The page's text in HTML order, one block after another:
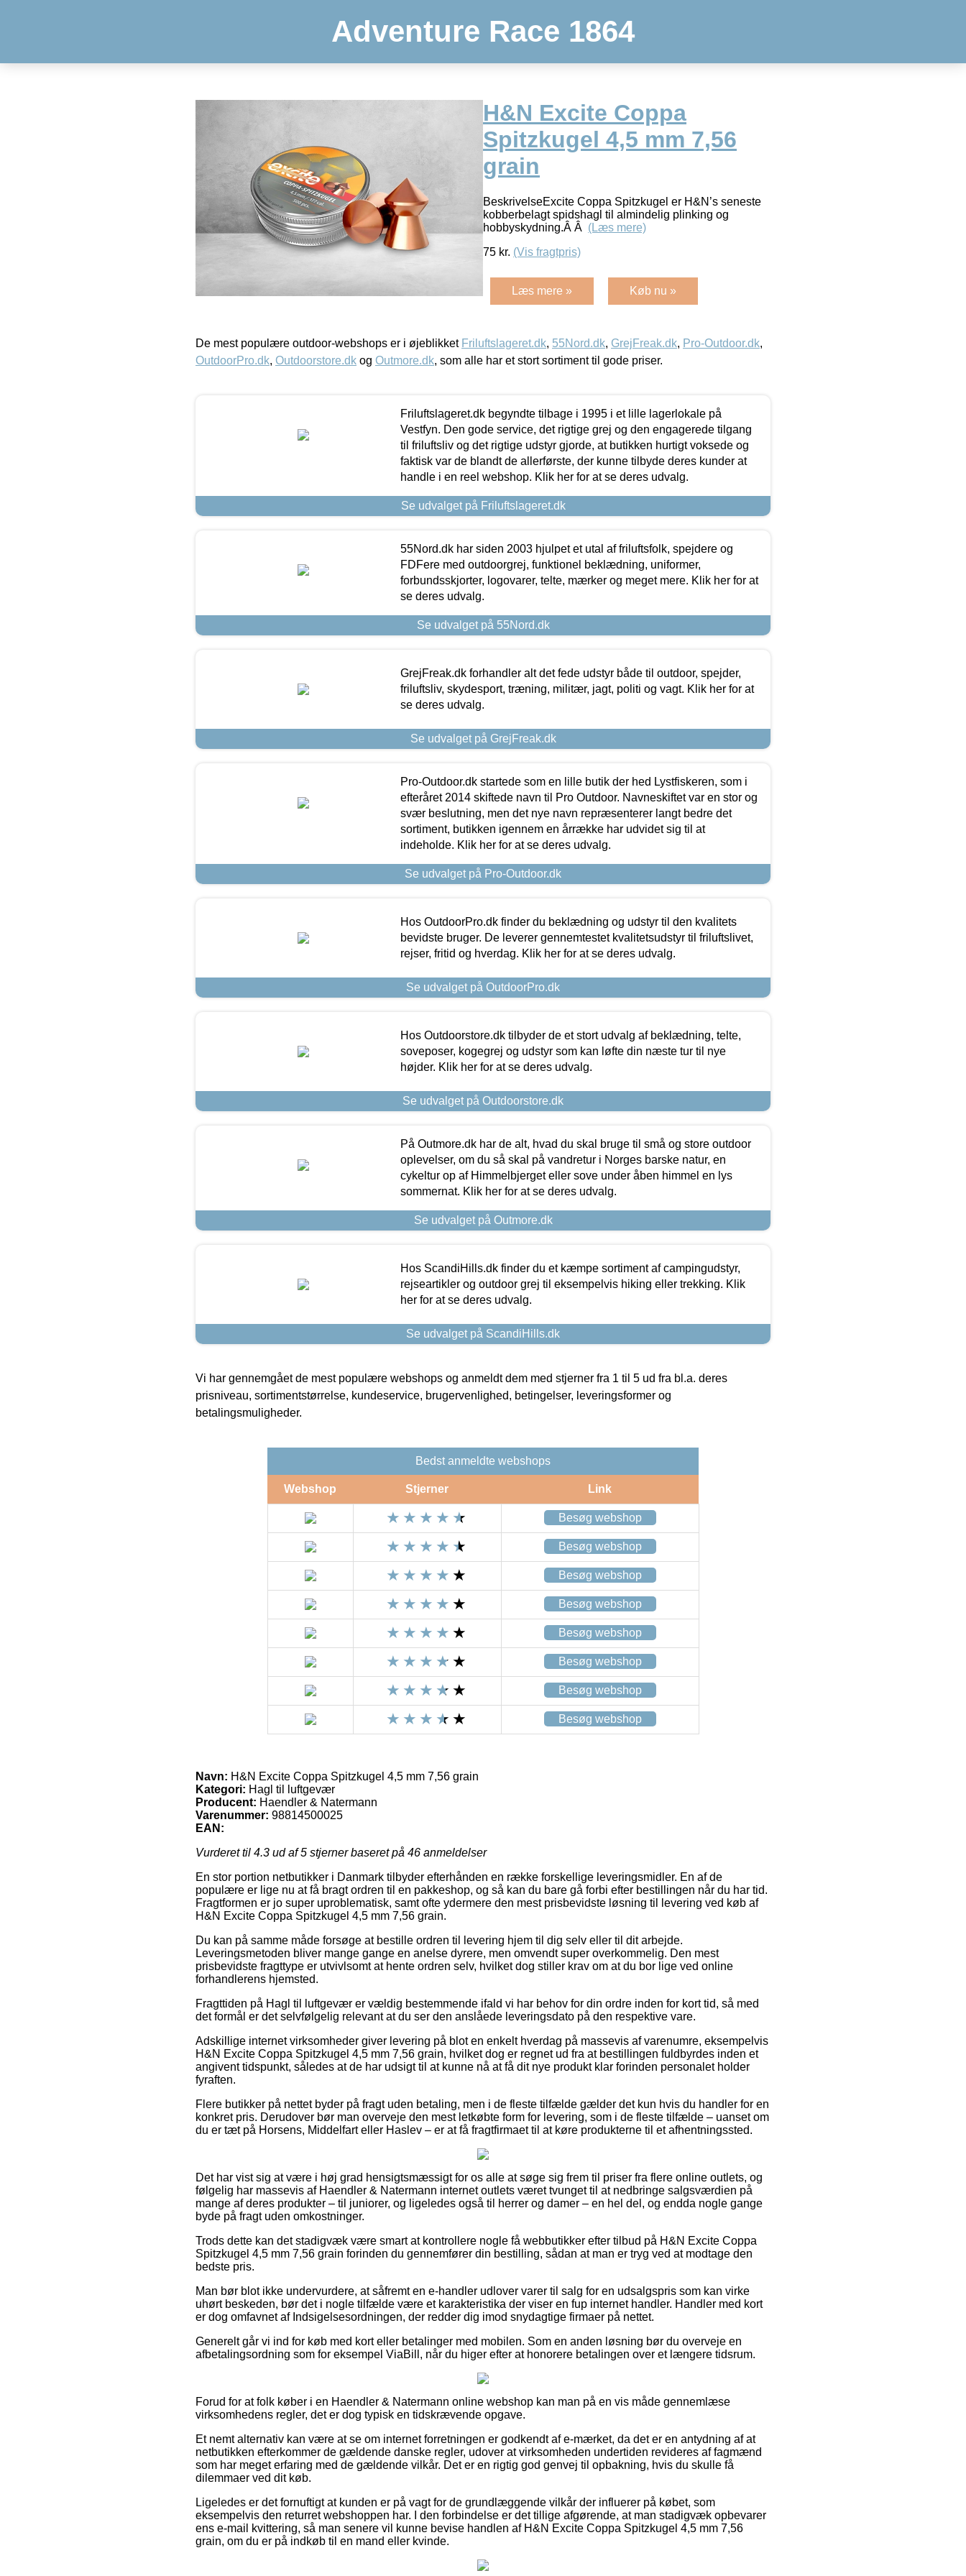
Adventure Race 1864
H&N Excite Coppa
Spitzkugel 4,5 mm 7,56
grain
BeskrivelseExcite Coppa Spitzkugel er H&N’s seneste
kobberbelagt spidshagl til almindelig plinking og
hobbyskydning.Â Â (Læs mere)
75 kr. (Vis fragtpris)
Læs mere » Køb nu »
De mest populære outdoor-webshops er i øjeblikket Friluftslageret.dk, 55Nord.dk, GrejFreak.dk, Pro-Outdoor.dk,
OutdoorPro.dk, Outdoorstore.dk og Outmore.dk, som alle har et stort sortiment til gode priser.
Friluftslageret.dk begyndte tilbage i 1995 i et lille lagerlokale på
Vestfyn. Den gode service, det rigtige grej og den engagerede tilgang
til friluftsliv og det rigtige udstyr gjorde, at butikken hurtigt voksede og
faktisk var de blandt de allerførste, der kunne tilbyde deres kunder at
handle i en reel webshop. Klik her for at se deres udvalg.
Se udvalget på Friluftslageret.dk
55Nord.dk har siden 2003 hjulpet et utal af friluftsfolk, spejdere og
FDFere med outdoorgrej, funktionel beklædning, uniformer,
forbundsskjorter, logovarer, telte, mærker og meget mere. Klik her for at
se deres udvalg.
Se udvalget på 55Nord.dk
GrejFreak.dk forhandler alt det fede udstyr både til outdoor, spejder,
friluftsliv, skydesport, træning, militær, jagt, politi og vagt. Klik her for at
se deres udvalg.
Se udvalget på GrejFreak.dk
Pro-Outdoor.dk startede som en lille butik der hed Lystfiskeren, som i
efteråret 2014 skiftede navn til Pro Outdoor. Navneskiftet var en stor og
svær beslutning, men det nye navn repræsenterer langt bedre det
sortiment, butikken igennem en årrække har udvidet sig til at
indeholde. Klik her for at se deres udvalg.
Se udvalget på Pro-Outdoor.dk
Hos OutdoorPro.dk finder du beklædning og udstyr til den kvalitets
bevidste bruger. De leverer gennemtestet kvalitetsudstyr til friluftslivet,
rejser, fritid og hverdag. Klik her for at se deres udvalg.
Se udvalget på OutdoorPro.dk
Hos Outdoorstore.dk tilbyder de et stort udvalg af beklædning, telte,
soveposer, kogegrej og udstyr som kan løfte din næste tur til nye
højder. Klik her for at se deres udvalg.
Se udvalget på Outdoorstore.dk
På Outmore.dk har de alt, hvad du skal bruge til små og store outdoor
oplevelser, om du så skal på vandretur i Norges barske natur, en
cykeltur op af Himmelbjerget eller sove under åben himmel en lys
sommernat. Klik her for at se deres udvalg.
Se udvalget på Outmore.dk
Hos ScandiHills.dk finder du et kæmpe sortiment af campingudstyr,
rejseartikler og outdoor grej til eksempelvis hiking eller trekking. Klik
her for at se deres udvalg.
Se udvalget på ScandiHills.dk
Vi har gennemgået de mest populære webshops og anmeldt dem med stjerner fra 1 til 5 ud fra bl.a. deres
prisniveau, sortimentstørrelse, kundeservice, brugervenlighed, betingelser, leveringsformer og
betalingsmuligheder.
Bedst anmeldte webshops
Webshop Stjerner Link
Besøg webshop
Besøg webshop
Besøg webshop
Besøg webshop
Besøg webshop
Besøg webshop
Besøg webshop
Besøg webshop
Navn: H&N Excite Coppa Spitzkugel 4,5 mm 7,56 grain
Kategori: Hagl til luftgevær
Producent: Haendler & Natermann
Varenummer: 98814500025
EAN:
Vurderet til 4.3 ud af 5 stjerner baseret på 46 anmeldelser
En stor portion netbutikker i Danmark tilbyder efterhånden en række forskellige leveringsmidler. En af de
populære er lige nu at få bragt ordren til en pakkeshop, og så kan du bare gå forbi efter bestillingen når du har tid.
Fragtformen er jo super uproblematisk, samt ofte ydermere den mest prisbevidste løsning til levering ved køb af
H&N Excite Coppa Spitzkugel 4,5 mm 7,56 grain.
Du kan på samme måde forsøge at bestille ordren til levering hjem til dig selv eller til dit arbejde.
Leveringsmetoden bliver mange gange en anelse dyrere, men omvendt super overkommelig. Den mest
prisbevidste fragttype er utvivlsomt at hente ordren selv, hvilket dog stiller krav om at du bor lige ved online
forhandlerens hjemsted.
Fragttiden på Hagl til luftgevær er vældig bestemmende ifald vi har behov for din ordre inden for kort tid, så med
det formål er det selvfølgelig relevant at du ser den anslåede leveringsdato på den respektive vare.
Adskillige internet virksomheder giver levering på blot en enkelt hverdag på massevis af varenumre, eksempelvis
H&N Excite Coppa Spitzkugel 4,5 mm 7,56 grain, hvilket dog er regnet ud fra at bestillingen fuldbyrdes inden et
angivent tidspunkt, således at de har udsigt til at kunne nå at få dit nye produkt klar forinden personalet holder
fyraften.
Flere butikker på nettet byder på fragt uden betaling, men i de fleste tilfælde gælder det kun hvis du handler for en
konkret pris. Derudover bør man overveje den mest letkøbte form for levering, som i de fleste tilfælde – uanset om
du er tæt på Horsens, Middelfart eller Haslev – er at få fragtfirmaet til at køre produkterne til et afhentningssted.
Det har vist sig at være i høj grad hensigtsmæssigt for os alle at søge sig frem til priser fra flere online outlets, og
følgelig har massevis af Haendler & Natermann internet outlets været tvunget til at nedbringe salgsværdien på
mange af deres produkter – til juniorer, og ligeledes også til herrer og damer – en hel del, og endda nogle gange
byde på fragt uden omkostninger.
Trods dette kan det stadigvæk være smart at kontrollere nogle få webbutikker efter tilbud på H&N Excite Coppa
Spitzkugel 4,5 mm 7,56 grain forinden du gennemfører din bestilling, sådan at man er tryg ved at modtage den
bedste pris.
Man bør blot ikke undervurdere, at såfremt en e-handler udlover varer til salg for en udsalgspris som kan virke
uhørt beskeden, bør det i nogle tilfælde være et karakteristika der viser en fup internet handler. Handler med kort
er dog omfavnet af Indsigelsesordningen, der redder dig imod snydagtige firmaer på nettet.
Generelt går vi ind for køb med kort eller betalinger med mobilen. Som en anden løsning bør du overveje en
afbetalingsordning som for eksempel ViaBill, når du higer efter at honorere betalingen over et længere tidsrum.
Forud for at folk køber i en Haendler & Natermann online webshop kan man på en vis måde gennemlæse
virksomhedens regler, det er dog typisk en tidskrævende opgave.
Et nemt alternativ kan være at se om internet forretningen er godkendt af e-mærket, da det er en antydning af at
netbutikken efterkommer de gældende danske regler, udover at virksomheden undertiden revideres af fagmænd
som har meget erfaring med de gældende vilkår. Det er en rigtig god genvej til opbakning, hvis du skulle få
dilemmaer ved dit køb.
Ligeledes er det fornuftigt at kunden er på vagt for de grundlæggende vilkår der influerer på købet, som
eksempelvis den returret webshoppen har. I den forbindelse er det tillige afgørende, at man stadigvæk opbevarer
ens e-mail kvittering, så man senere vil kunne bevise handlen af H&N Excite Coppa Spitzkugel 4,5 mm 7,56
grain, om du er på indkøb til en mand eller kvinde.